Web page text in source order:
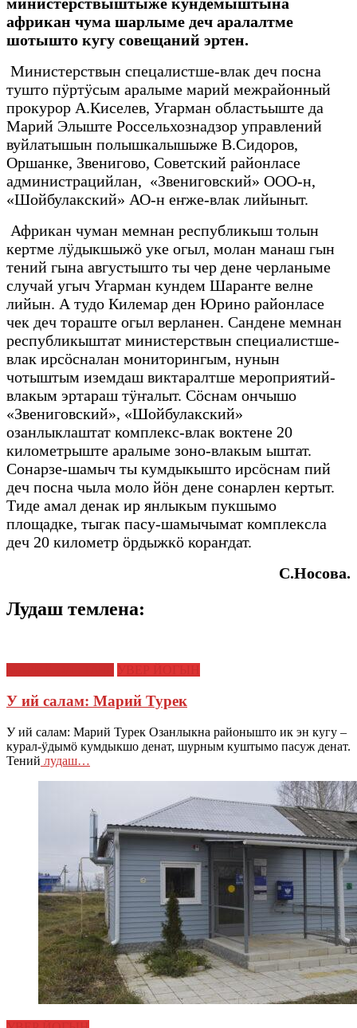
африкан чума шарлыме деч аралалтме
шотышто кугу совещаний эртен.
Министерствын спецалистше-влак деч посна
тушто пӱртӱсым аралыме марий межрайонный
прокурор А.Киселев, Угарман областьыште да
Марий Элыште Россельхознадзор управлений
вуйлатышын полышкалышыже В.Сидоров,
Оршанке, Звенигово, Советский районласе
администрацийлан, «Звениговский» ООО-н,
«Шойбулакский» АО-н еҥже-влак лийыныт.
Африкан чуман мемнан республикыш толын
кертме лӱдыкшыжӧ уке огыл, молан манаш гын
тений гына августышто ты чер дене черланыме
случай угыч Угарман кундем Шараҥге велне
лийын. А тудо Килемар ден Юрино районласе
чек деч тораште огыл верланен. Сандене мемнан
республикыштат министерствын специалистше-
влак ирсӧсналан мониторингым, нунын
чотыштым иземдаш виктаралтше мероприятий-
влакым эртараш тӱҥалыт. Сӧснам ончышо
«Звениговский», «Шойбулакский»
озанлыклаштат комплекс-влак воктене 20
километрыште аралыме зоно-влакым ыштат.
Сонарзе-шамыч ты кумдыкышто ирсӧснам пий
деч посна чыла моло йӧн дене сонарлен кертыт.
Тиде амал денак ир янлыкым пукшымо
площадке, тыгак пасу-шамычымат комплексла
деч 20 километр ӧрдыжкӧ кораҥдат.
С.Носова.
Лудаш темлена:
У ий салам: Марий Турек
У ий салам: Марий Турек Озанлыкна районышто ик эн кугу –
курал-ӱдымӧ кумдыкшо денат, шурным куштымо пасуж денат.
Тений лудаш…